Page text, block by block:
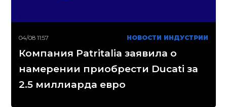
04/08 11:57 НОВОСТИ ИНДУСТРИИ
Компания Patritalia заявила о
намерении приобрести Ducati за
2.5 миллиарда евро